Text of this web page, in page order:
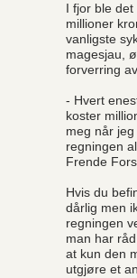
I fjor ble
millioner
vanligste
magesjau,
forverring
- Hvert
koster
meg når
regningen
Frende
Hvis du
dårlig men
regningen
man har
at kun den
utgjøre et